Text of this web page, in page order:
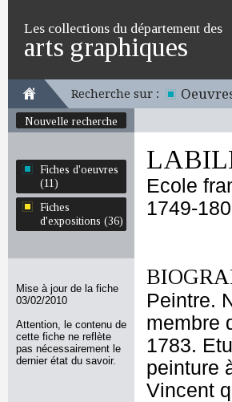
Les collections du département des
arts graphiques
Recherche sur :
Nouvelle recherche
Fiches d'oeuvres
(11)
Fiches
d'expositions (36)
Mise à jour de la fiche
03/02/2010
Attention, le contenu de
cette fiche ne reflète
pas nécessairement le
dernier état du savoir.
Ecole
1749-
Peintre.
membre
1783.
peinture
Vincent